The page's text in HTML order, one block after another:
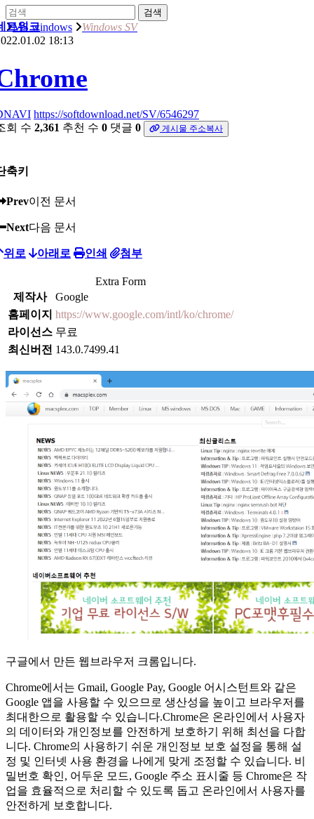
검색
MS windows Windows SV
트워크
18:13
https://softdownload.net/SV/6546297
회 수 2,361 추천 수 0 댓글 0 게시물 주소복사
축키
Prev이전 문서
Next다음 문서
위로 아래로 인쇄 첨부
Extra Form
제작사
Google
홈페이지 https://www.google.com/intl/ko/chrome/
라이선스 무료
최신버전 143.0.7499.41
구글에서 만든 웹브라우저 크롬입니다.
Chrome에서는 Gmail, Google Pay, Google 어시스턴트와 같은
Google 앱을 사용할 수 있으므로 생산성을 높이고 브라우저를
최대한으로 활용할 수 있습니다.Chrome은 온라인에서 사용자
의 데이터와 개인정보를 안전하게 보호하기 위해 최선을 다합
니다. Chrome의 사용하기 쉬운 개인정보 보호 설정을 통해 설
정 및 인터넷 사용 환경을 나에게 맞게 조정할 수 있습니다. 비
밀번호 확인, 어두운 모드, Google 주소 표시줄 등 Chrome은 작
업을 효율적으로 처리할 수 있도록 돕고 온라인에서 사용자를
안전하게 보호합니다.